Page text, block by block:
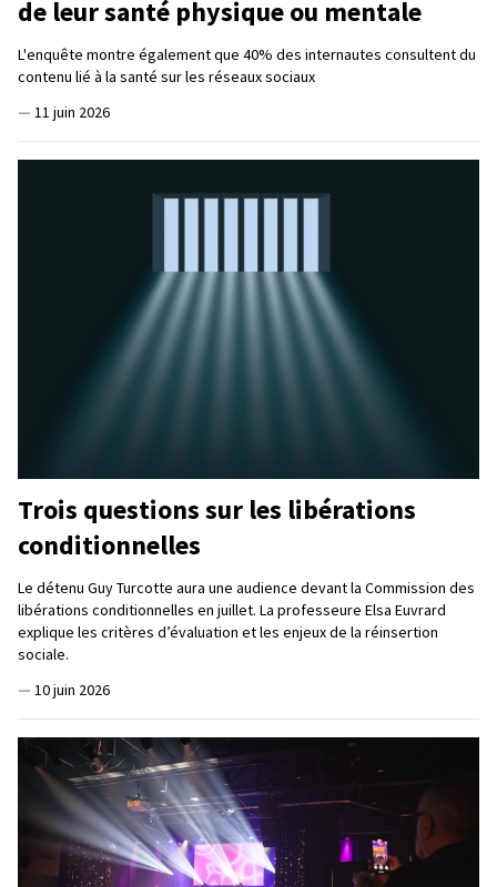
de leur santé physique ou mentale
L'enquête montre également que 40% des internautes consultent du
contenu lié à la santé sur les réseaux sociaux
— 11 juin 2026
Trois questions sur les libérations
conditionnelles
Le détenu Guy Turcotte aura une audience devant la Commission des
libérations conditionnelles en juillet. La professeure Elsa Euvrard
explique les critères d’évaluation et les enjeux de la réinsertion
sociale.
— 10 juin 2026